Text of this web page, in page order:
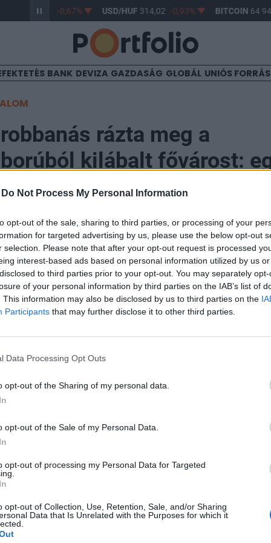
Do Not Process My Personal Information
opt-out of the sale, sharing to third parties, or processing of your
for targeted advertising by us, please use the below opt-out
selection. Please note that after your opt-out request is processed
interest-based ads based on personal information utilized by us
to third parties prior to your opt-out. You may separately
of your personal information by third parties on the IAB’s list of
This information may also be disclosed by us to third parties on the
Participants that may further disclose it to other third parties.
Data Processing Opt Outs
opt-out of the Sharing of my personal data.
opt-out of the Sale of my Personal Data.
opt-out of processing my Personal Data for Targeted
opt-out of Collection, Use, Retention, Sale, and/or Sharing
Data that Is Unrelated with the Purposes for which it
362,98 -0,67% USD/HUF314,02 -0,93% BITCOIN64
BANK DEVIZA GAZDASÁG GLOBÁL UNIÓS
rázta meg a
kilábalt fővárost:
robbant pokolgép
tizenhatan pedig megsebesültek, amikor csütörtökön
kávézóban a szíriai főváros, Damaszkusz
közelében - jelentette a szíriai állami média.
használtak. A SANA szíriai állami hírügynökség a sürgősségi
hivatkozva közölte, hogy a robbanásnak legkevesebb hat
portfolio.hu hírarchívumához tartozik, melynek olvasása
tartalmazza:
cikkarchívum